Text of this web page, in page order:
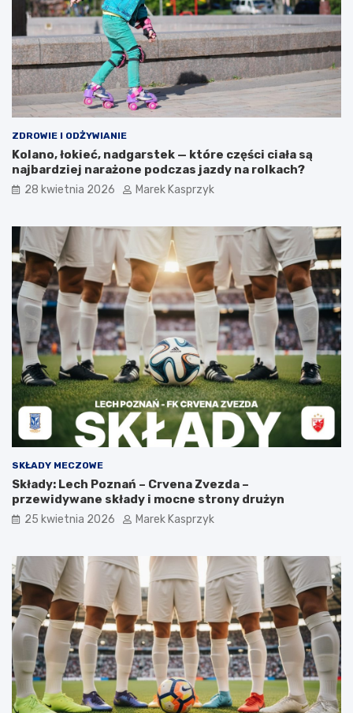
ZDROWIE I ODŻYWIANIE
Kolano, łokieć, nadgarstek — które części ciała są
najbardziej narażone podczas jazdy na rolkach?
28 kwietnia 2026 Marek Kasprzyk
SKŁADY MECZOWE
Składy: Lech Poznań – Crvena Zvezda –
przewidywane składy i mocne strony drużyn
25 kwietnia 2026 Marek Kasprzyk